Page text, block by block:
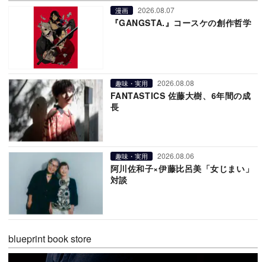
漫画 2026.08.07
『GANGSTA.』コースケの創作哲学
趣味・実用 2026.08.08
FANTASTICS 佐藤大樹、6年間の成
長
趣味・実用 2026.08.06
阿川佐和子×伊藤比呂美「女じまい」
対談
blueprint book store